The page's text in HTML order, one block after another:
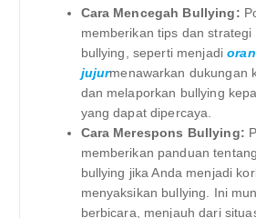
Cara Mencegah Bullying:
memberikan tips dan strategi
bullying, seperti menjadi
jujurmenawarkan dukungan
dan melaporkan bullying
yang dapat dipercaya.
Cara Merespons Bullying:
memberikan panduan
bullying jika Anda menjadi
menyaksikan bullying. Ini
berbicara, menjauh dari